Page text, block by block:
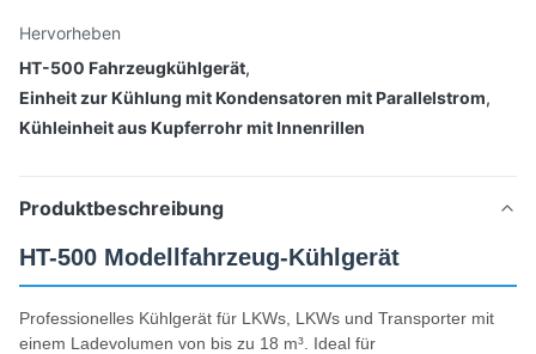
Hervorheben
HT-500 Fahrzeugkühlgerät,
Einheit zur Kühlung mit Kondensatoren mit Parallelstrom,
Kühleinheit aus Kupferrohr mit Innenrillen
Produktbeschreibung
HT-500 Modellfahrzeug-Kühlgerät
Professionelles Kühlgerät für LKWs, LKWs und Transporter mit
einem Ladevolumen von bis zu 18 m³. Ideal für